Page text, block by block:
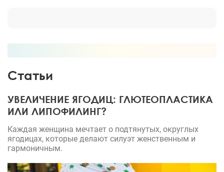
Статьи
УВЕЛИЧЕНИЕ ЯГОДИЦ: ГЛЮТЕОПЛАСТИКА
ИЛИ ЛИПОФИЛИНГ?
Каждая женщина мечтает о подтянутых, округлых
ягодицах, которые делают силуэт женственным и
гармоничным.